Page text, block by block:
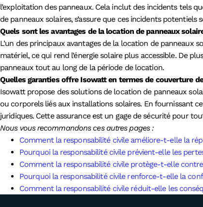
l’exploitation des panneaux. Cela inclut des incidents tels
de panneaux solaires, s’assure que ces incidents
Quels sont les avantages de la location de panneaux
L’un des principaux avantages de la location de panneaux
matériel, ce qui rend l’énergie solaire plus accessible. De
panneaux tout au long de la période de location.
Quelles garanties offre Isowatt en termes de couverture
Isowatt propose des solutions de location de panneaux
ou corporels liés aux installations solaires. En fournissant
juridiques. Cette assurance est un gage de sécurité pour
Nous vous recommandons ces autres pages :
Comment la responsabilité civile améliore-t-elle la
Pourquoi la responsabilité civile prévient-elle les
Comment la responsabilité civile protège-t-elle
Pourquoi la responsabilité civile renforce-t-elle la
Comment la responsabilité civile réduit-elle les